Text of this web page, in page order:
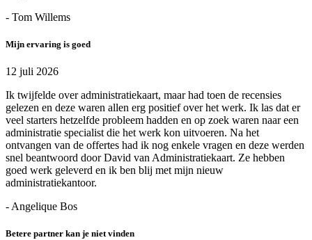
- Tom Willems
Mijn ervaring is goed
12 juli 2026
Ik twijfelde over administratiekaart, maar had toen de recensies
gelezen en deze waren allen erg positief over het werk. Ik las dat er
veel starters hetzelfde probleem hadden en op zoek waren naar een
administratie specialist die het werk kon uitvoeren. Na het
ontvangen van de offertes had ik nog enkele vragen en deze werden
snel beantwoord door David van Administratiekaart. Ze hebben
goed werk geleverd en ik ben blij met mijn nieuw
administratiekantoor.
- Angelique Bos
Betere partner kan je niet vinden